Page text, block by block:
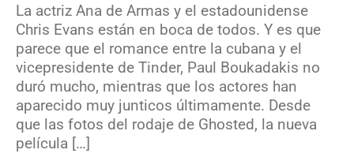
La actriz Ana de Armas y el estadounidense
Chris Evans están en boca de todos. Y es que
parece que el romance entre la cubana y el
vicepresidente de Tinder, Paul Boukadakis no
duró mucho, mientras que los actores han
aparecido muy junticos últimamente. Desde
que las fotos del rodaje de Ghosted, la nueva
película […]